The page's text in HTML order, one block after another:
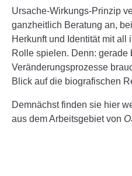
Ursache-Wirkungs-Prinzip
ganzheitlich Beratung an,
Herkunft und Identität mit all
Rolle spielen. Denn: gerade
Veränderungsprozesse
Blick auf die biografischen
Demnächst finden sie hier
aus dem Arbeitsgebiet von